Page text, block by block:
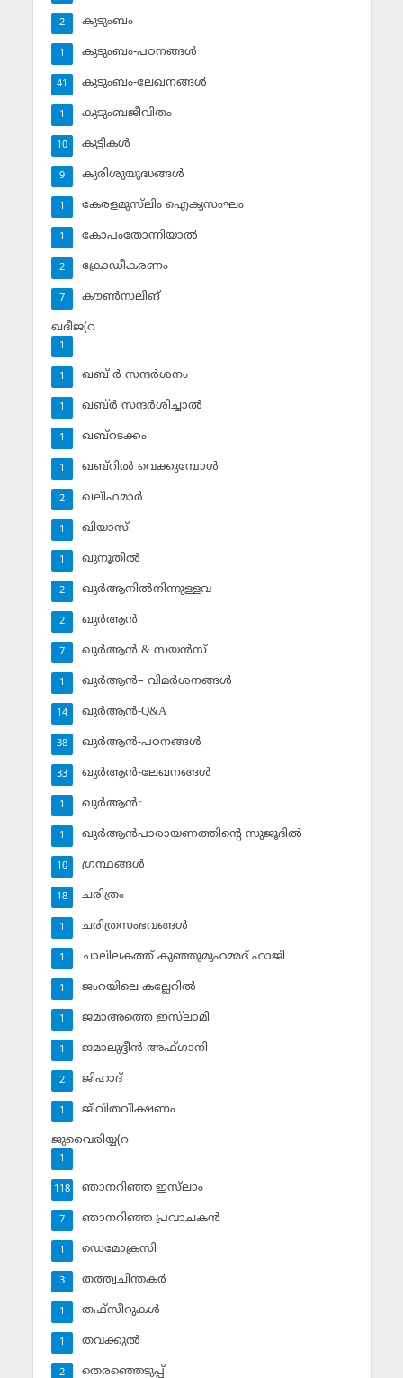
കുടുംബം
2
കുടുംബം-പഠനങ്ങള്‍
1
കുടുംബം-ലേഖനങ്ങള്‍
41
കുടുംബജീവിതം
1
കുട്ടികള്‍
10
കുരിശുയുദ്ധങ്ങള്‍
9
കേരളമുസ്‌ലിം ഐക്യസംഘം
1
കോപംതോന്നിയാല്‍
1
ക്രോഡീകരണം
2
കൗണ്‍സലിങ്‌
7
ഖദീജ(റ
1
ഖബ് ര്‍ സന്ദര്‍ശനം
1
ഖബ്ര്‍ സന്ദര്‍ശിച്ചാല്‍
1
ഖബ്‌റടക്കം
1
ഖബ്‌റില്‍ വെക്കുമ്പോള്‍
1
ഖലീഫമാര്‍
2
ഖിയാസ്
1
ഖുനൂതില്‍
1
ഖുര്‍ആനില്‍നിന്നുള്ളവ
2
ഖുര്‍ആന്‍
2
ഖുര്‍ആന്‍ & സയന്‍സ്‌
7
ഖുര്‍ആന്‍– വിമര്‍ശനങ്ങള്‍
1
ഖുര്‍ആന്‍-Q&A
14
ഖുര്‍ആന്‍-പഠനങ്ങള്‍
38
ഖുര്‍ആന്‍-ലേഖനങ്ങള്‍
33
ഖുര്‍ആന്‍r
1
ഖുര്‍ആന്‍പാരായണത്തിന്റെ സുജൂദില്‍
1
ഗ്രന്ഥങ്ങള്‍
10
ചരിത്രം
18
ചരിത്രസംഭവങ്ങള്‍
1
ചാലിലകത്ത് കുഞ്ഞുമുഹമ്മദ് ഹാജി
1
ജംറയിലെ കല്ലേറില്‍
1
ജമാഅത്തെ ഇസ്‌ലാമി
1
ജമാലുദ്ദീന്‍ അഫ്ഗാനി
1
ജിഹാദ്‌
2
ജീവിതവീക്ഷണം
1
ജുവൈരിയ്യ(റ
1
ഞാനറിഞ്ഞ ഇസ്‌ലാം
118
ഞാനറിഞ്ഞ പ്രവാചകന്‍
7
ഡെമോക്രസി
1
തത്ത്വചിന്തകര്‍
3
തഫ്‌സീറുകള്‍
1
തവക്കുല്‍
1
തെരഞ്ഞെടുപ്പ്
2